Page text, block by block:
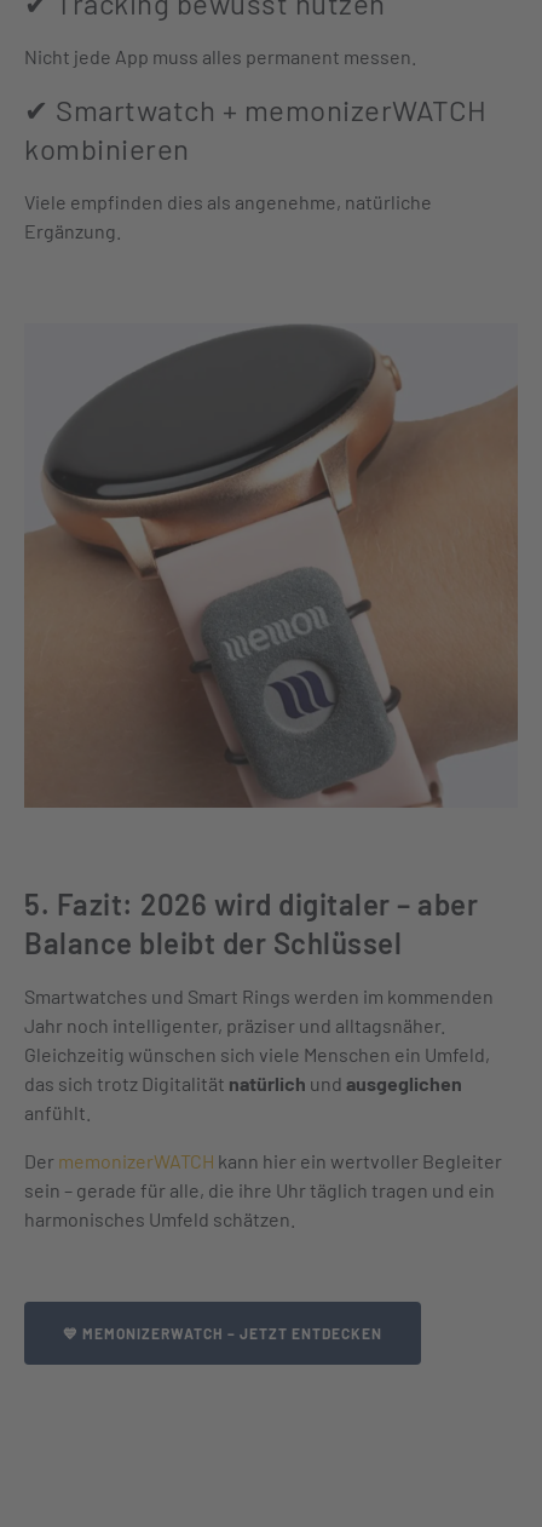
Nicht jede App muss alles permanent messen.
✔ Smartwatch + memonizerWATCH
kombinieren
Viele empfinden dies als angenehme, natürliche
Ergänzung.
5. Fazit: 2026 wird digitaler – aber
Balance bleibt der Schlüssel
Smartwatches und Smart Rings werden im kommenden
Jahr noch intelligenter, präziser und alltagsnäher.
Gleichzeitig wünschen sich viele Menschen ein Umfeld,
das sich trotz Digitalität natürlich und ausgeglichen
anfühlt.
Der memonizerWATCH kann hier ein wertvoller Begleiter
sein – gerade für alle, die ihre Uhr täglich tragen und ein
harmonisches Umfeld schätzen.
💙 MEMONIZERWATCH – JETZT ENTDECKEN